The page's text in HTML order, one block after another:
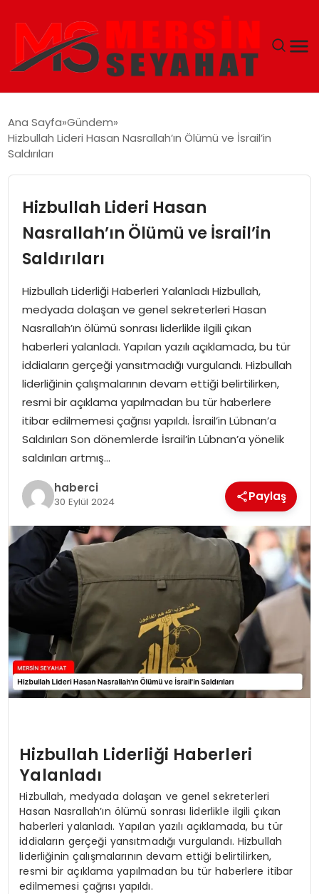
EKONOMI
GÜNCEL
Ana Sayfa Gündem
Hizbullah Lideri Hasan Nasrallah’ın Ölümü ve İsrail’in
Saldırıları
Hizbullah Lideri Hasan
Nasrallah’ın Ölümü ve İsrail’in
Saldırıları
Hizbullah Liderliği Haberleri Yalanladı Hizbullah,
medyada dolaşan ve genel sekreterleri Hasan
Nasrallah’ın ölümü sonrası liderlikle ilgili çıkan
haberleri yalanladı. Yapılan yazılı açıklamada, bu tür
iddiaların gerçeği yansıtmadığı vurgulandı. Hizbullah
liderliğinin çalışmalarının devam ettiği belirtilirken,
resmi bir açıklama yapılmadan bu tür haberlere
itibar edilmemesi çağrısı yapıldı. İsrail’in Lübnan’a
Saldırıları Son dönemlerde İsrail’in Lübnan’a yönelik
saldırıları artmış…
haberci
30 Eylül 2024 Paylaş
Hizbullah Liderliği Haberleri
Yalanladı
Hizbullah, medyada dolaşan ve genel sekreterleri
Hasan Nasrallah’ın ölümü sonrası liderlikle ilgili çıkan
haberleri yalanladı. Yapılan yazılı açıklamada, bu tür
iddiaların gerçeği yansıtmadığı vurgulandı. Hizbullah
liderliğinin çalışmalarının devam ettiği belirtilirken,
resmi bir açıklama yapılmadan bu tür haberlere itibar
edilmemesi çağrısı yapıldı.